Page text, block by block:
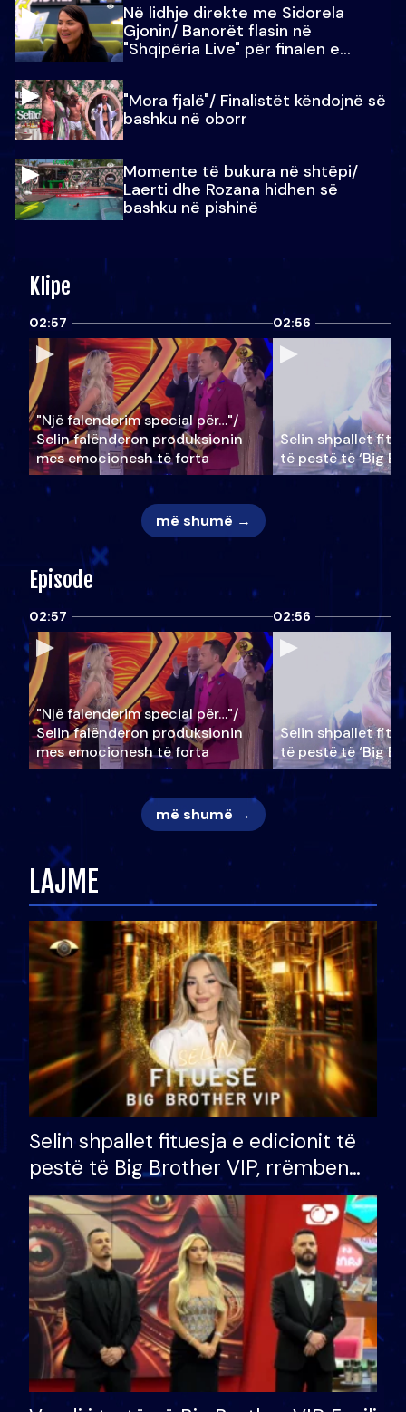
Në lidhje direkte me Sidorela
Gjonin/ Banorët flasin në
"Shqipëria Live" për finalen e
"Mora fjalë"/ Finalistët këndojnë së
bashku në oborr
Momente të bukura në shtëpi/
Laerti dhe Rozana hidhen së
bashku në pishinë
Klipe
02:57
"Një falenderim special për…"/
Selin falënderon produksionin
mes emocionesh të forta
02:56
Selin shpallet
të pestë të ‘Big
më shumë →
Episode
02:57
"Një falenderim special për…"/
Selin falënderon produksionin
mes emocionesh të forta
02:56
Selin shpallet
të pestë të ‘Big
më shumë →
LAJME
Selin shpallet fituesja e edicionit të
pestë të Big Brother VIP, rrëmben
çmimin e madh prej 100 mijë eurosh